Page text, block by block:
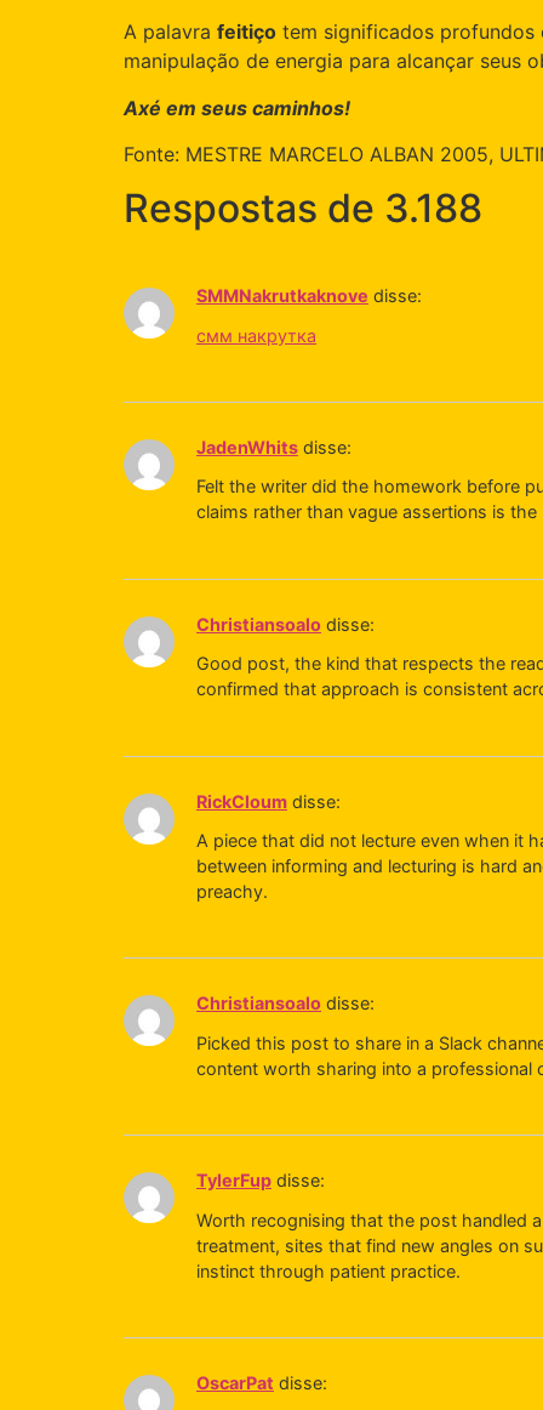
A palavra feitiço tem significados profundos
manipulação de energia para alcançar seus
Axé em seus caminhos!
Fonte: MESTRE MARCELO ALBAN 2005,
Respostas de 3.188
SMMNakrutkaknove disse:
смм накрутка
JadenWhits disse:
Felt the writer did the homework before
claims rather than vague assertions is
Christiansoalo disse:
Good post, the kind that respects the
confirmed that approach is consistent
RickCloum disse:
A piece that did not lecture even when it
between informing and lecturing is hard
preachy.
Christiansoalo disse:
Picked this post to share in a Slack
content worth sharing into a professional
TylerFup disse:
Worth recognising that the post handled
treatment, sites that find new angles on
instinct through patient practice.
OscarPat disse: